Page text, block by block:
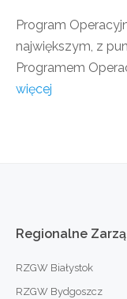
Program
największym, z
Programem
więcej
Regionalne
RZGW Białystok
RZGW Bydgoszcz